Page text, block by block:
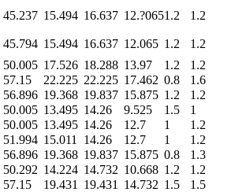
45.237 15.494 16.637 12.?0651.2
1.2
45.794 15.494 16.637 12.065 1.2
1.2
50.005 17.526 18.288 13.97 1.2
1.2
57.15 22.225 22.225 17.462 0.8
1.6
56.896 19.368 19.837 15.875 1.2
1.2
50.005 13.495 14.26 9.525 1.5
1
50.005 13.495 14.26 12.7 1
1.2
51.994 15.011 14.26 12.7 1
1.2
56.896 19.368 19.837 15.875 0.8
1.3
50.292 14.224 14.732 10.668 1.2
1.2
57.15 19.431 19.431 14.732 1.5
1.5